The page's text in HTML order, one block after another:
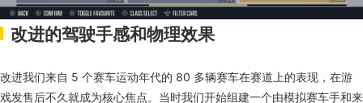
改进的驾驶手感和物理效果
改进我们来自 5 个赛车运动年代的 80 多辆赛车在赛道上的表现，在游
戏发售后不久就成为核心焦点。当时我们开始组建一个由模拟赛车手和来